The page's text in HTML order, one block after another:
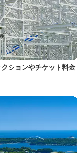
ションやチケット料金